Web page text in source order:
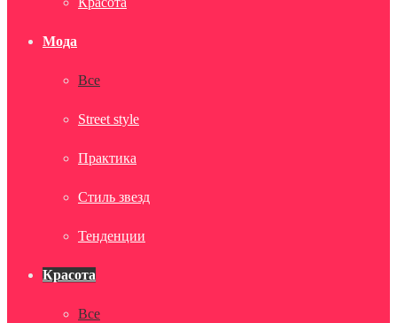
Мода
Все
Street style
Практика
Стиль звезд
Тенденции
Красота
Все